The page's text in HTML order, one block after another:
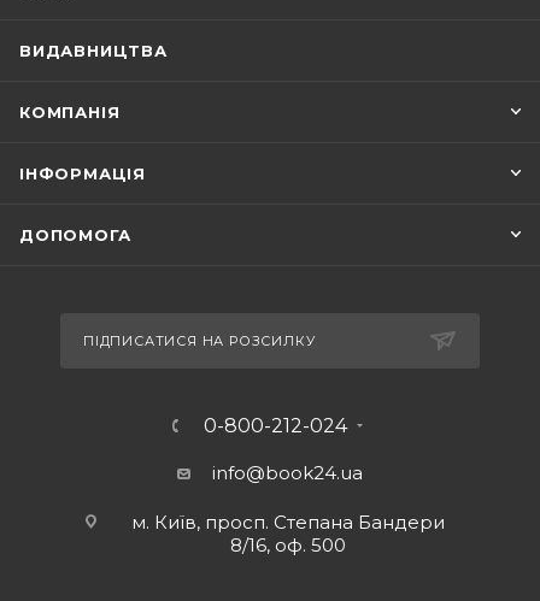
ВИДАВНИЦТВА
КОМПАНІЯ
ІНФОРМАЦІЯ
ДОПОМОГА
ПІДПИСАТИСЯ НА РОЗСИЛКУ
0-800-212-024
info@book24.ua
м. Київ, просп. Степана Бандери
8/16, оф. 500